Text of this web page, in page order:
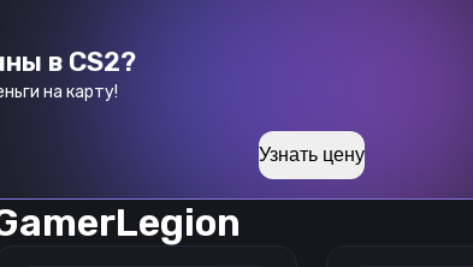
Previous slide Next slide
в CS2?
на карту!
Узнать цену